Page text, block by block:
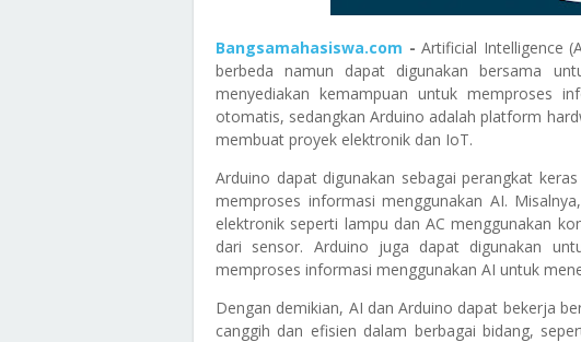
Bangsamahasiswa.com - Artificial Intelligence
berbeda namun dapat digunakan bersama
menyediakan kemampuan untuk memproses
otomatis, sedangkan Arduino adalah platform
membuat proyek elektronik dan IoT.
Arduino dapat digunakan sebagai perangkat
memproses informasi menggunakan AI.
elektronik seperti lampu dan AC menggunakan
dari sensor. Arduino juga dapat digunakan
memproses informasi menggunakan AI untuk
Dengan demikian, AI dan Arduino dapat bekerja
canggih dan efisien dalam berbagai bidang,